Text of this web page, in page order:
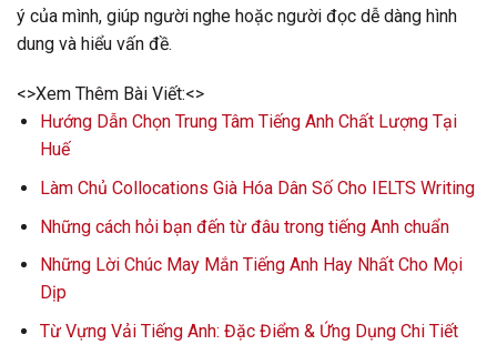
ý của mình, giúp người nghe hoặc người đọc dễ dàng hình
dung và hiểu vấn đề.
<>Xem Thêm Bài Viết:<>
Hướng Dẫn Chọn Trung Tâm Tiếng Anh Chất Lượng Tại
Huế
Làm Chủ Collocations Già Hóa Dân Số Cho IELTS Writing
Những cách hỏi bạn đến từ đâu trong tiếng Anh chuẩn
Những Lời Chúc May Mắn Tiếng Anh Hay Nhất Cho Mọi
Dịp
Từ Vựng Vải Tiếng Anh: Đặc Điểm & Ứng Dụng Chi Tiết